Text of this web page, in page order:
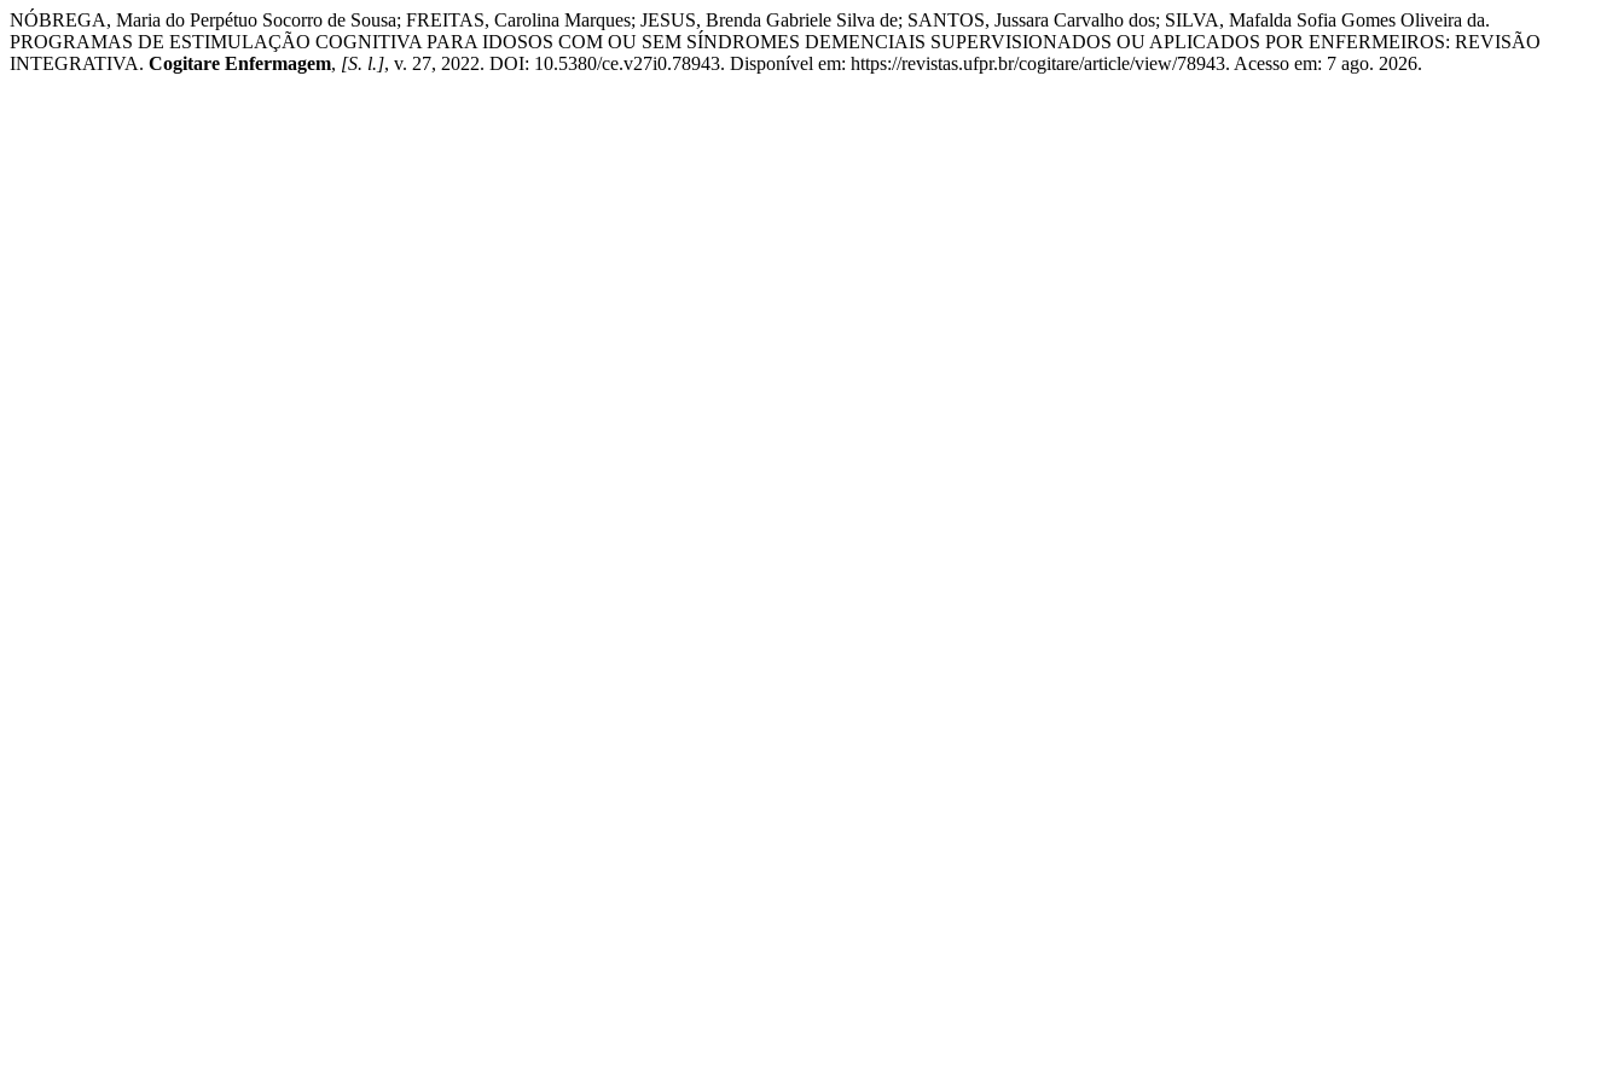
NÓBREGA, Maria do Perpétuo Socorro de Sousa; FREITAS, Carolina Marques; JESUS, Brenda Gabriele Silva de; SANTOS, Jussara Carvalho dos; SILVA, Mafalda Sofia Gomes Oliveira da.
PROGRAMAS DE ESTIMULAÇÃO COGNITIVA PARA IDOSOS COM OU SEM SÍNDROMES DEMENCIAIS SUPERVISIONADOS OU APLICADOS POR ENFERMEIROS: REVISÃO
INTEGRATIVA. Cogitare Enfermagem, [S. l.], v. 27, 2022. DOI: 10.5380/ce.v27i0.78943. Disponível em: https://revistas.ufpr.br/cogitare/article/view/78943. Acesso em: 7 ago. 2026.